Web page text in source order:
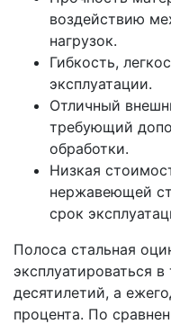
воздействию
нагрузок.
Гибкость,
эксплуатации.
Отличный
требующий
обработки.
Низкая
нержавеющей
срок
Полоса стальная
эксплуатироваться
десятилетий, а
процента. По